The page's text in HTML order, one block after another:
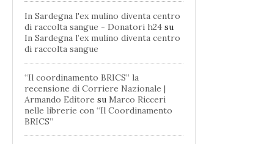
In Sardegna l'ex mulino diventa centro
di raccolta sangue - Donatori h24 su
In Sardegna l’ex mulino diventa centro
di raccolta sangue
“Il coordinamento BRICS” la
recensione di Corriere Nazionale |
Armando Editore su Marco Ricceri
nelle librerie con “Il Coordinamento
BRICS”